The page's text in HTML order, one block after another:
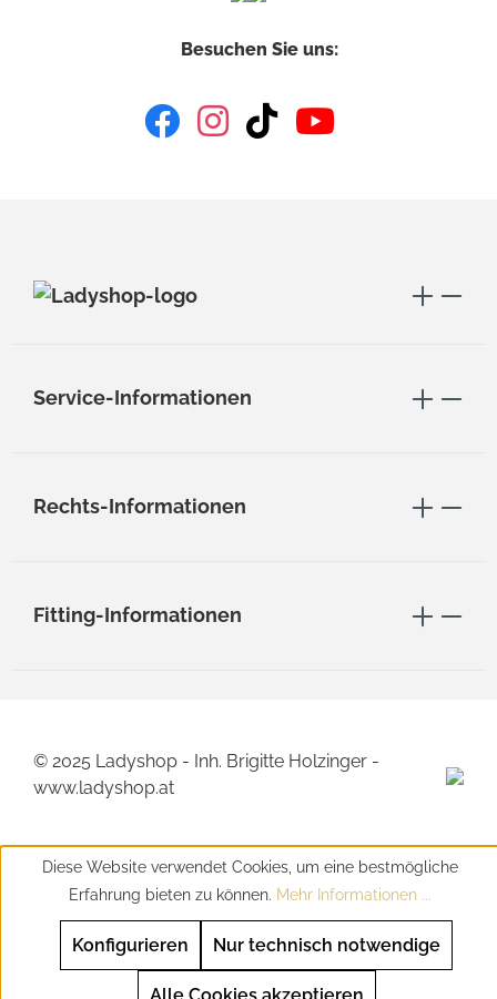
Besuchen Sie uns:
Service-Informationen
Rechts-Informationen
Fitting-Informationen
© 2025 Ladyshop - Inh. Brigitte Holzinger -
www.ladyshop.at
Diese Website verwendet Cookies, um eine bestmögliche
Erfahrung bieten zu können. Mehr Informationen ...
Nur technisch notwendige
Konfigurieren